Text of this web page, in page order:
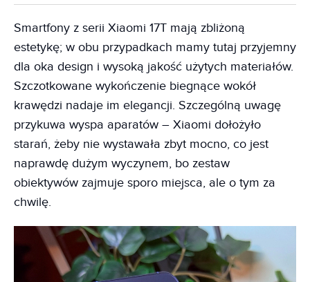
Smartfony z serii Xiaomi 17T mają zbliżoną
estetykę; w obu przypadkach mamy tutaj przyjemny
dla oka design i wysoką jakość użytych materiałów.
Szczotkowane wykończenie biegnące wokół
krawędzi nadaje im elegancji. Szczególną uwagę
przykuwa wyspa aparatów – Xiaomi dołożyło
starań, żeby nie wystawała zbyt mocno, co jest
naprawdę dużym wyczynem, bo zestaw
obiektywów zajmuje sporo miejsca, ale o tym za
chwilę.